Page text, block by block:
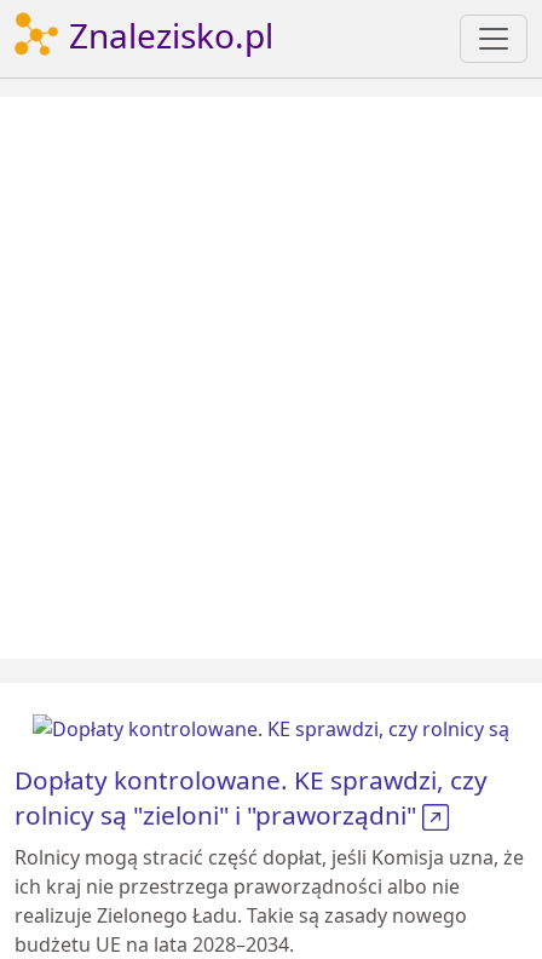
Znalezisko.pl
Dopłaty kontrolowane. KE sprawdzi, czy
rolnicy są "zieloni" i "praworządni"
Rolnicy mogą stracić część dopłat, jeśli Komisja uzna, że
ich kraj nie przestrzega praworządności albo nie
realizuje Zielonego Ładu. Takie są zasady nowego
budżetu UE na lata 2028–2034.